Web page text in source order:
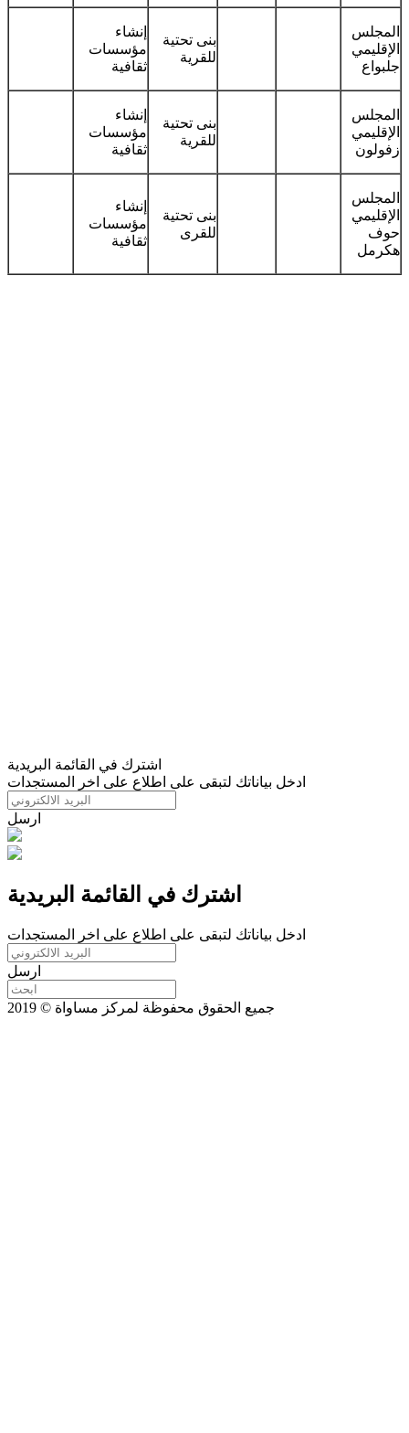
المجلس
الإقليمي
جلبواع
بنى تحتية
للقرية
إنشاء
مؤسسات
ثقافية
المجلس
الإقليمي
زفولون
بنى تحتية
للقرية
إنشاء
مؤسسات
ثقافية
المجلس
الإقليمي
حوف
هكرمل
بنى تحتية
للقرى
إنشاء
مؤسسات
ثقافية
اشترك في القائمة البريدية
ادخل بياناتك لتبقى على اطلاع على اخر المستجدات
ارسل
اشترك في القائمة البريدية
ادخل بياناتك لتبقى على اطلاع على اخر المستجدات
ارسل
جميع الحقوق محفوظة لمركز مساواة © 2019